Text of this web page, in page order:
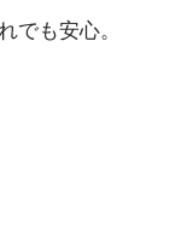
でも安心。